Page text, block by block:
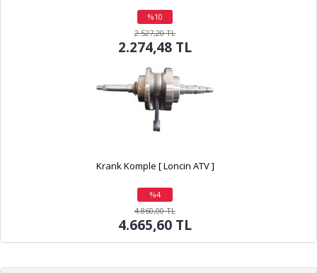
%10
indirim
2.527,20 TL
2.274,48 TL
Krank Komple [ Loncin ATV ]
%4
indirim
4.860,00 TL
4.665,60 TL